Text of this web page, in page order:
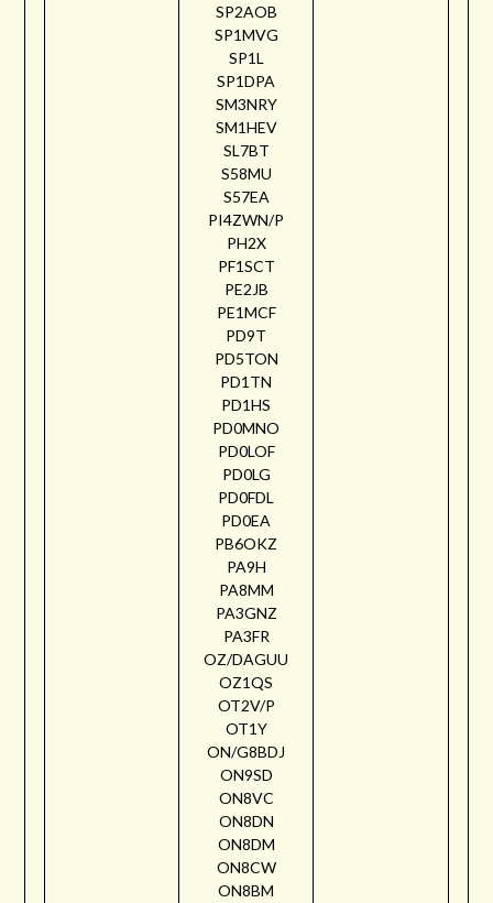
SP2AOB
SP1MVG
SP1L
SP1DPA
SM3NRY
SM1HEV
SL7BT
S58MU
S57EA
PI4ZWN/P
PH2X
PF1SCT
PE2JB
PE1MCF
PD9T
PD5TON
PD1TN
PD1HS
PD0MNO
PD0LOF
PD0LG
PD0FDL
PD0EA
PB6OKZ
PA9H
PA8MM
PA3GNZ
PA3FR
OZ/DAGUU
OZ1QS
OT2V/P
OT1Y
ON/G8BDJ
ON9SD
ON8VC
ON8DN
ON8DM
ON8CW
ON8BM